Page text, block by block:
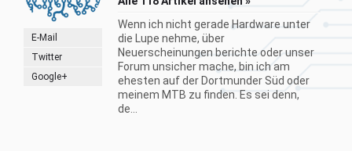
E-Mail
Twitter
Google+
Wenn ich nicht gerade Hardware unter
die Lupe nehme, über
Neuerscheinungen berichte oder unser
Forum unsicher mache, bin ich am
ehesten auf der Dortmunder Süd oder
meinem MTB zu finden. Es sei denn,
de...